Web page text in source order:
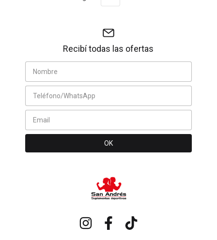
Recibí todas las ofertas